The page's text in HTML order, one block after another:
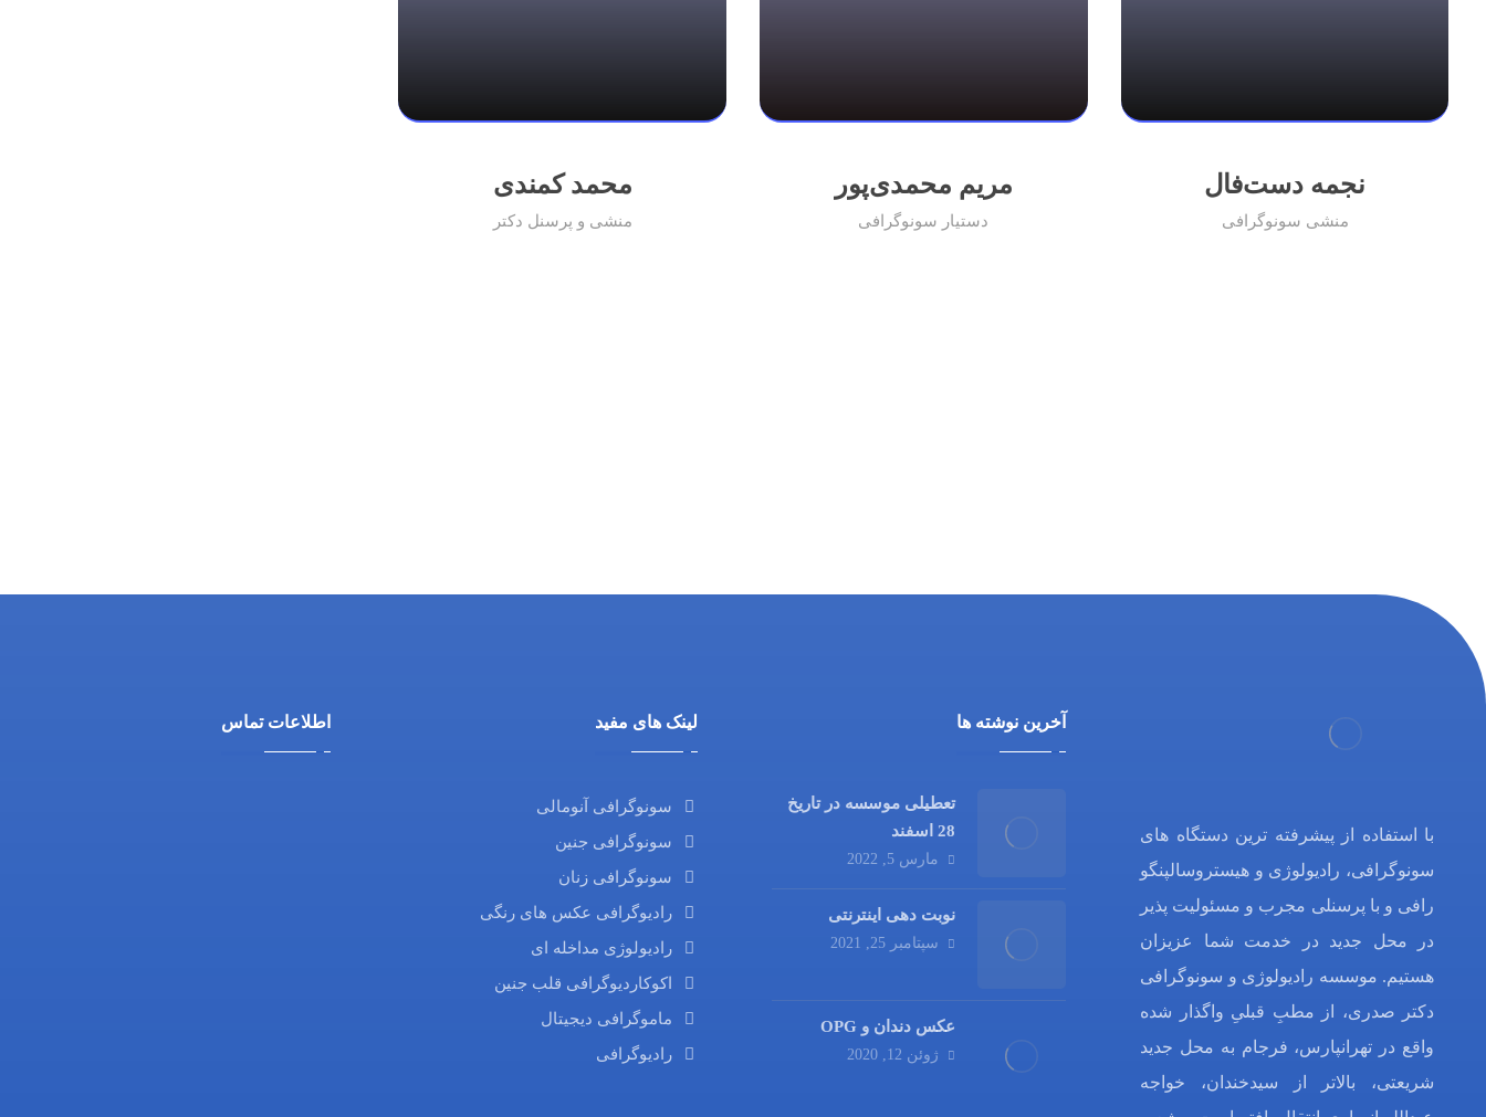
نجمه دست‌فال
منشی سونوگرافی
مریم محمدی‌پور
دستیار سونوگرافی
محمد کمندی
منشی و پرسنل دکتر
با استفاده از پیشرفته ترین دستگاه های
سونوگرافی، رادیولوژی و هیستروسالپنگو
رافی و با پرسنلی مجرب و مسئولیت پذیر
در محل جدید در خدمت شما عزیزان
هستیم. موسسه رادیولوژی و سونوگرافی
دکتر صدری، از مطبِ قبلیِ واگذار شده
واقع در تهرانپارس، فرجام به محل جدید
شریعتی، بالاتر از سیدخندان، خواجه
آخرین نوشته ها
تعطیلی موسسه در تاریخ
28 اسفند
مارس 5, 2022
نوبت دهی اینترنتی
سپتامبر 25, 2021
عکس دندان و OPG
ژوئن 12, 2020
لینک های مفید
سونوگرافی آنومالی
سونوگرافی جنین
سونوگرافی زنان
رادیوگرافی عکس های رنگی
رادیولوژی مداخله ای
اکوکاردیوگرافی قلب جنین
ماموگرافی دیجیتال
رادیوگرافی
اطلاعات تماس